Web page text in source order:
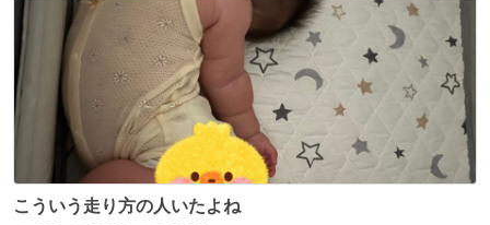
こういう走り方の人いたよね